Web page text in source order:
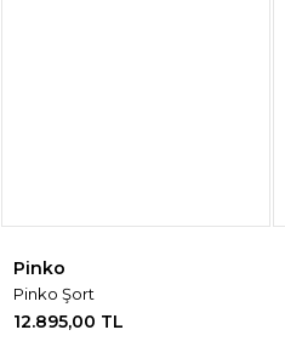
Pinko
Pinko Şort
12.895,00 TL